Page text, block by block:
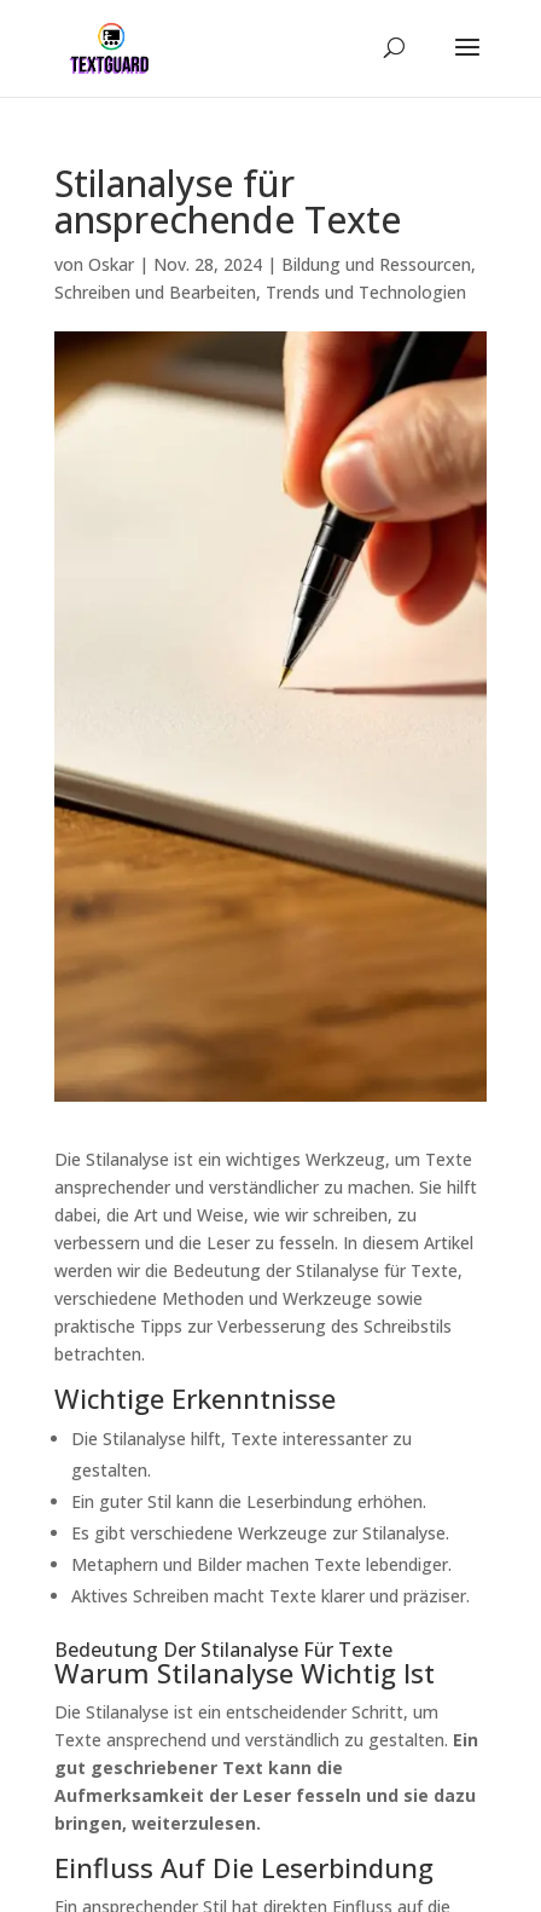
Stilanalyse für
ansprechende Texte
von Oskar| Nov. 28, 2024| Bildung und Ressourcen,
Schreiben und Bearbeiten, Trends und Technologien
Die Stilanalyse ist ein wichtiges Werkzeug, um Texte
ansprechender und verständlicher zu machen. Sie hilft
dabei, die Art und Weise, wie wir schreiben, zu
verbessern und die Leser zu fesseln. In diesem Artikel
werden wir die Bedeutung der Stilanalyse für Texte,
verschiedene Methoden und Werkzeuge sowie
praktische Tipps zur Verbesserung des Schreibstils
betrachten.
Wichtige Erkenntnisse
Die Stilanalyse hilft, Texte interessanter zu
gestalten.
Ein guter Stil kann die Leserbindung erhöhen.
Es gibt verschiedene Werkzeuge zur Stilanalyse.
Metaphern und Bilder machen Texte lebendiger.
Aktives Schreiben macht Texte klarer und präziser.
Bedeutung Der Stilanalyse Für Texte
Warum Stilanalyse Wichtig Ist
Die Stilanalyse ist ein entscheidender Schritt, um
Texte ansprechend und verständlich zu gestalten. Ein
gut geschriebener Text kann die
Aufmerksamkeit der Leser fesseln und sie dazu
bringen, weiterzulesen.
Einfluss Auf Die Leserbindung
Ein ansprechender Stil hat direkten Einfluss auf die